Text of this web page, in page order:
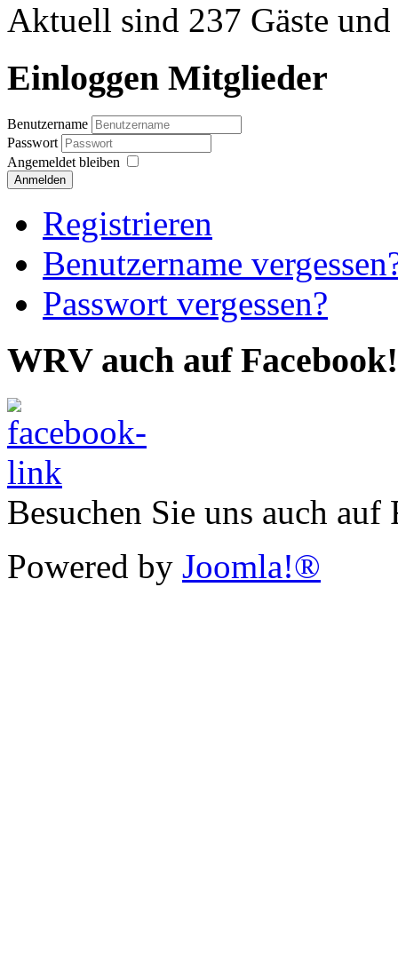
Aktuell sind 237 Gäste
Einloggen Mitglieder
Benutzername
Passwort
Angemeldet bleiben
Anmelden
Registrieren
Benutzername
Passwort vergessen?
WRV auch auf Facebook!
Besuchen Sie uns auch auf
Powered by Joomla!®